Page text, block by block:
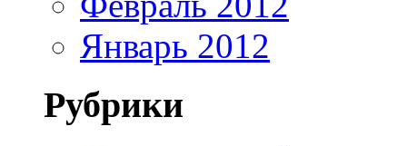
Январь 2012
Рубрики